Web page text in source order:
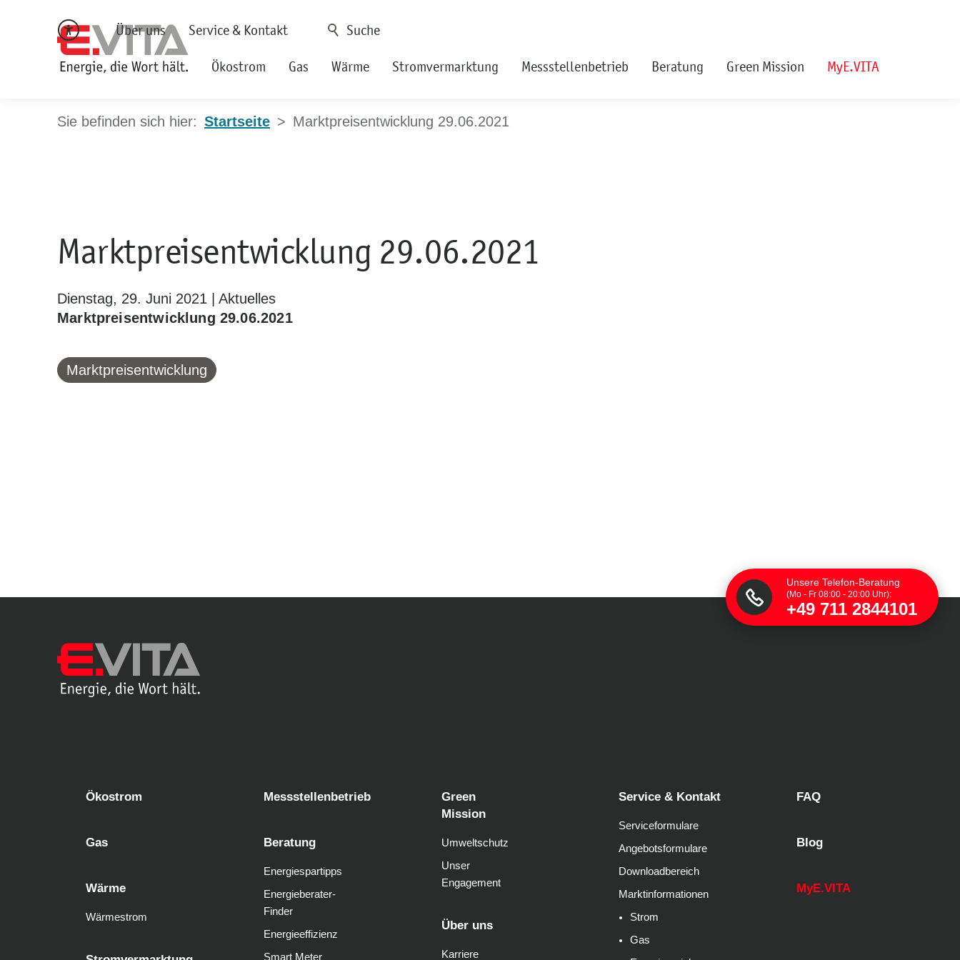
Über uns Service & Kontakt
Ökostrom Gas Wärme Stromvermarktung Messstellenbetrieb Beratung Green Mission MyE.VITA
Startseite Marktpreisentwicklung 29.06.2021
Marktpreisentwicklung 29.06.2021
Dienstag, 29. Juni 2021 | Aktuelles
Marktpreisentwicklung 29.06.2021
Marktpreisentwicklung
Ökostrom
Gas
Wärme
Wärmestrom
Messstellenbetrieb
Beratung
Energiespartipps
Energieberater-
Finder
Energieeffizienz
Smart Meter
Green
Mission
Umweltschutz
Unser
Engagement
Über uns
Karriere
Service & Kontakt
Serviceformulare
Angebotsformulare
Downloadbereich
Marktinformationen
Strom
Gas
FAQ
Blog
MyE.VITA
Unsere Telefon-Beratung
(Mo - Fr 08:00 - 20:00 Uhr):
+49 711 2844101